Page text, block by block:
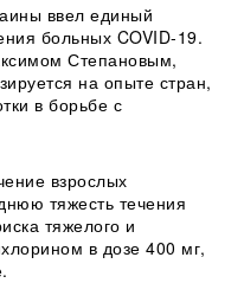
ввел единый
больных COVID-19.
Степановым,
на опыте стран,
в борьбе с
взрослых
тяжесть течения
тяжелого и
в дозе 400 мг,